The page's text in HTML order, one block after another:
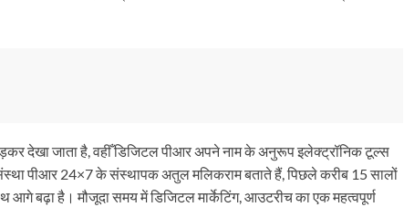
देखा जाता है, वहीँ डिजिटल पीआर अपने नाम के अनुरूप इलेक्ट्रॉनिक टूल्स
संस्था पीआर 24×7 के संस्थापक अतुल मलिकराम बताते हैं, पिछले करीब 15 सालों
बढ़ा है। मौजूदा समय में डिजिटल मार्केटिंग, आउटरीच का एक महत्वपूर्ण